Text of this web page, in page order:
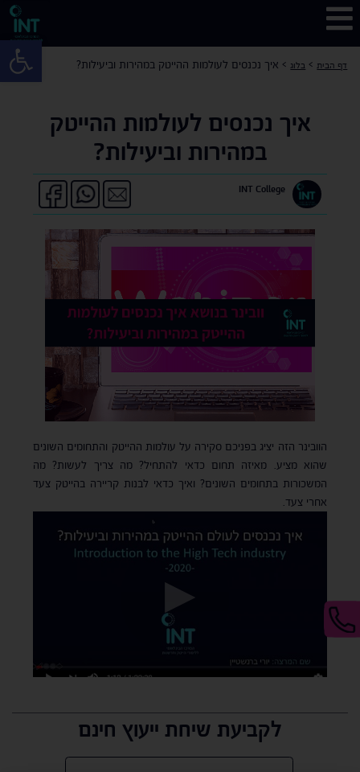
דף הבית > בלוג > איך נכנסים לעולמות ההייטק במהירות וביעילות?
איך נכנסים לעולמות ההייטק
במהירות וביעילות?
INT College
הוובינר הזה יציג בפניכם סקירה על עולמות ההייטק והתחומים השונים
שהוא מציע. מאיזה תחום כדאי להתחיל? מה צריך לעשות? מה
המשכורות בתחומים השונים? ואיך כדאי לבנות קריירה בהייטק צעד
אחרי צעד.
לקביעת שיחת ייעוץ חינם